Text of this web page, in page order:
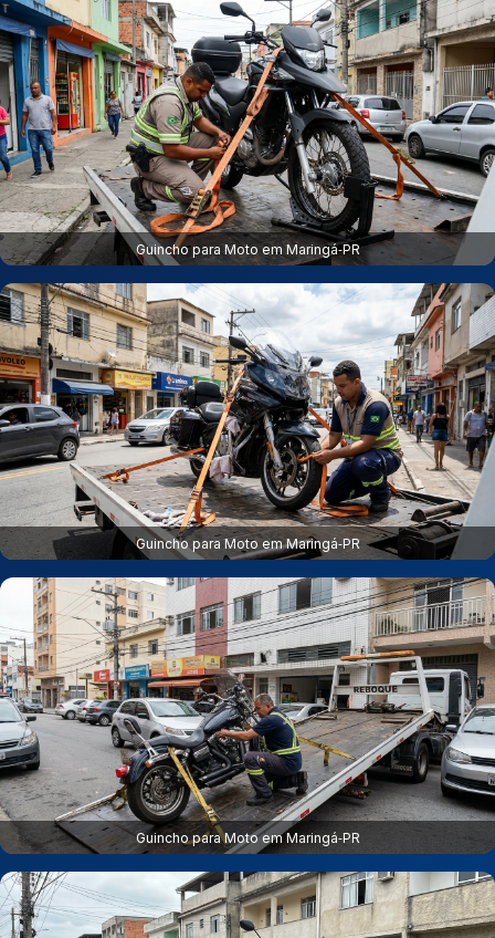
Guincho para Moto em Maringá‑PR
Guincho para Moto em Maringá‑PR
Guincho para Moto em Maringá‑PR